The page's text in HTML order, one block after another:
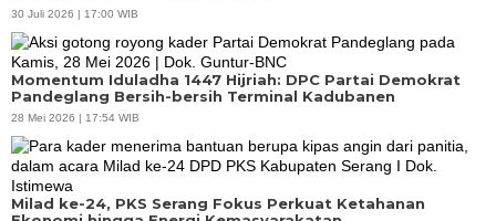
30 Juli 2026 | 17:00 WIB
Momentum Iduladha 1447 Hijriah: DPC Partai Demokrat
Pandeglang Bersih-bersih Terminal Kadubanen
28 Mei 2026 | 17:54 WIB
Milad ke-24, PKS Serang Fokus Perkuat Ketahanan